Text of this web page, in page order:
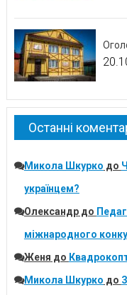
Останні
Микола Шкурко до
українцем?
Олександрдо
міжнародного
Женя до
Микола Шкурко до